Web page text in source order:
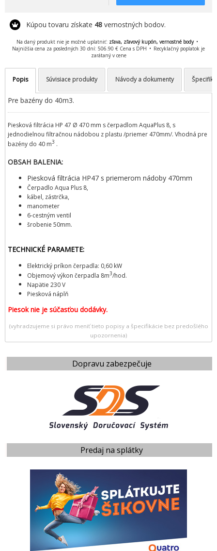
Dopravu zabezpečuje
Predaj na splátky
Kúpou tovaru získate 48 vernostných bodov.
Na daný produkt nie je možné uplatniť: zľava, zľavový kupón, vernostné body
Najnižšia cena za posledných 30 dní: 506.90 € Cena s DPH
Recyklačný poplatok je
zarátaný v cene
Popis Súvisiace produkty Návody a dokumenty
Pre bazény do 40m3.
Piesková filtrácia HP 47 Ø 470 mm s čerpadlom AquaPlus 8, s
jednodielnou filtračnou nádobou z plastu /priemer 470mm/. Vhodná pre
bazény do 40 m3 .
OBSAH BALENIA:
Piesková filtrácia HP47 s priemerom nádoby 470mm
Čerpadlo Aqua Plus 8,
kábel, zástrčka,
manometer
6-cestným ventil
šrobenie 50mm.
TECHNICKÉ PARAMETE:
Elektrický príkon čerpadla: 0,60 kW
​​Objemový výkon čerpadla 8m3/hod.​
Napätie 230 V
Piesková náplň
Piesok nie je súčasťou dodávky.
(vyhradzujeme si právo meniť tieto popisy a špecifikácie bez predošlého
upozornenia)